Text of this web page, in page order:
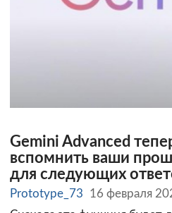
Gemini Advanced
вспомнить ваши
для следующих
Prototype_73
16 февраля